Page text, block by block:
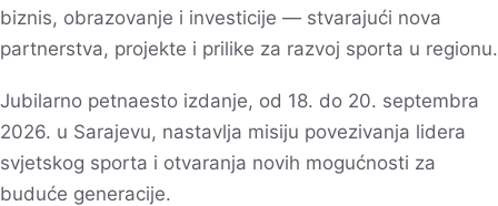
biznis, obrazovanje i investicije — stvarajući nova
partnerstva, projekte i prilike za razvoj sporta u regionu.
Jubilarno petnaesto izdanje, od 18. do 20. septembra
2026. u Sarajevu, nastavlja misiju povezivanja lidera
svjetskog sporta i otvaranja novih mogućnosti za
buduće generacije.